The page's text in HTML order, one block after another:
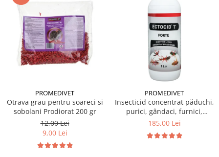
PROMEDIVET
Otrava grau pentru soareci si
sobolani Prodiorat 200 gr
12,00 Lei
9,00 Lei
PROMEDIVET
Insecticid concentrat păduchi,
purici, gândaci, furnici,
muște, țânțari Ectocid Forte T
185,00 Lei